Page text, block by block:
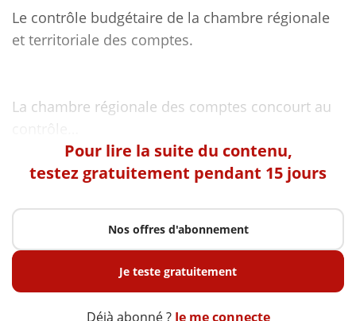
Le contrôle budgétaire de la chambre régionale
et territoriale des comptes.
La chambre régionale des comptes concourt au
Pour lire la suite du contenu,
testez gratuitement pendant 15 jours
Nos offres d'abonnement
Je teste gratuitement
Déjà abonné ? Je me connecte